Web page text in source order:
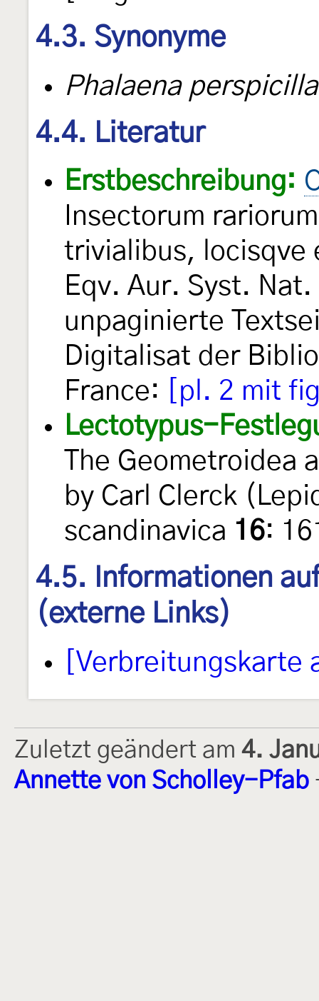
4.3. Synonyme
Phalaena
4.4. Literatur
Erstbeschreibung:
Insectorum
trivialibus, locisqve
Eqv. Aur. Syst.
unpaginierte
Digitalisat der
France:
[pl. 2 mit
Lectotypus-
The Geometroidea
by Carl Clerck
scandinavica 16:
4.5. Informationen
(externe Links)
Zuletzt geändert am 4.
Annette von Scholley-Pfab